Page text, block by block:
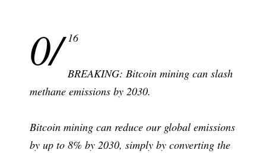
0/ 16
BREAKING: Bitcoin mining can slash
methane emissions by 2030.
Bitcoin mining can reduce our global emissions
by up to 8% by 2030, simply by converting the